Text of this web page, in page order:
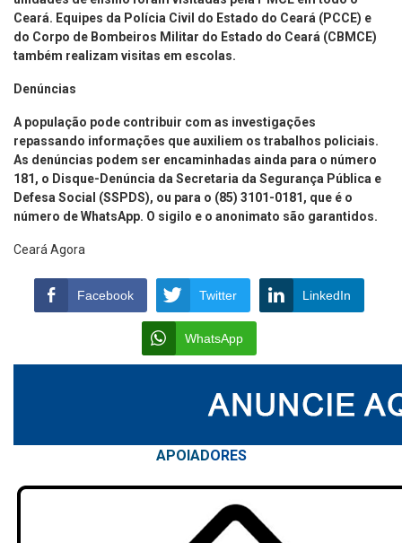
Ceará. Equipes da Polícia Civil do Estado do Ceará (PCCE) e
do Corpo de Bombeiros Militar do Estado do Ceará (CBMCE)
também realizam visitas em escolas.
Denúncias
A população pode contribuir com as investigações
repassando informações que auxiliem os trabalhos policiais.
As denúncias podem ser encaminhadas ainda para o número
181, o Disque-Denúncia da Secretaria da Segurança Pública e
Defesa Social (SSPDS), ou para o (85) 3101-0181, que é o
número de WhatsApp. O sigilo e o anonimato são garantidos.
Ceará Agora
Facebook Twitter LinkedIn
WhatsApp
APOIADORES